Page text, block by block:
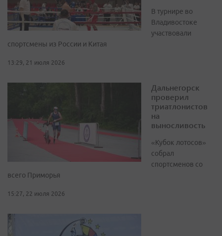
В турнире во
Владивостоке
участвовали
спортсмены из России и Китая
13:29, 21 июля 2026
Дальнегорск
проверил
триатлонистов
на
выносливость
«Кубок лотосов»
собрал
спортсменов со
всего Приморья
15:27, 22 июля 2026